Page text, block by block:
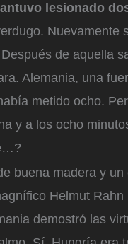
lesionado
Nuevamente
de aquella
Alemania, una
metido ocho.
y a los ocho
buena madera y
Helmut
demostró las